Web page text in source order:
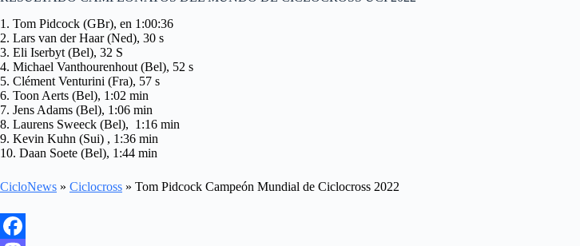
1. Tom Pidcock (GBr), en 1:00:36
2. Lars van der Haar (Ned), 30 s
3. Eli Iserbyt (Bel), 32 S
4. Michael Vanthourenhout (Bel), 52 s
5. Clément Venturini (Fra), 57 s
6. Toon Aerts (Bel), 1:02 min
7. Jens Adams (Bel), 1:06 min
8. Laurens Sweeck (Bel), 1:16 min
9. Kevin Kuhn (Sui) , 1:36 min
10. Daan Soete (Bel), 1:44 min
CicloNews » Ciclocross » Tom Pidcock Campeón Mundial de Ciclocross 2022